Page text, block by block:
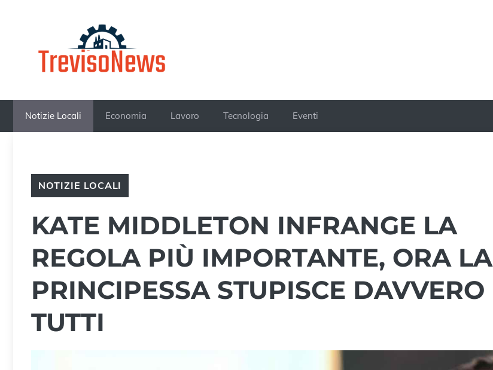
Notizie Locali Economia Lavoro Tecnologia Eventi
NOTIZIE LOCALI
KATE MIDDLETON INFRANGE LA
REGOLA PIÙ IMPORTANTE, ORA LA
PRINCIPESSA STUPISCE DAVVERO
TUTTI